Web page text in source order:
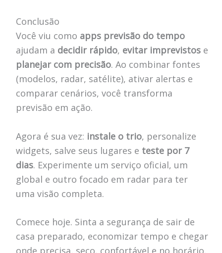
Conclusão
Você viu como apps previsão do tempo
ajudam a decidir rápido, evitar imprevistose
planejar com precisão. Ao combinar fontes
(modelos, radar, satélite), ativar alertas e
comparar cenários, você transforma
previsão em ação.
Agora é sua vez: instale o trio, personalize
widgets, salve seus lugares e teste por 7
dias. Experimente um serviço oficial, um
global e outro focado em radar para ter
uma visão completa.
Comece hoje. Sinta a segurança de sair de
casa preparado, economizar tempo e chegar